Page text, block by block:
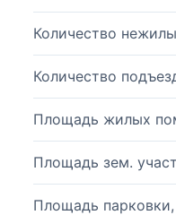
Количество
Количество
Площадь жилых
Площадь зем.
Площадь парковки,